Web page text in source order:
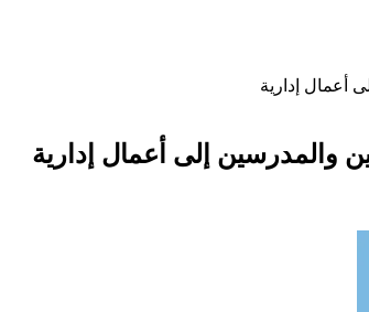
أعمال إدارية
والمدرسين إلى أعمال إدارية